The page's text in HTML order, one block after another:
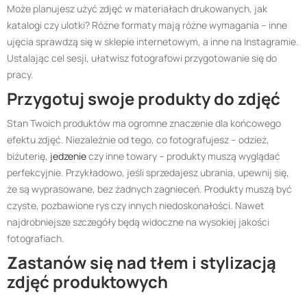
Może planujesz użyć zdjęć w materiałach drukowanych, jak
katalogi czy ulotki? Różne formaty mają różne wymagania – inne
ujęcia sprawdzą się w sklepie internetowym, a inne na Instagramie.
Ustalając cel sesji, ułatwisz fotografowi przygotowanie się do
pracy.
Przygotuj swoje produkty do zdjęć
Stan Twoich produktów ma ogromne znaczenie dla końcowego
efektu zdjęć. Niezależnie od tego, co fotografujesz – odzież,
biżuterię, jedzenieczy inne towary – produkty muszą wyglądać
perfekcyjnie. Przykładowo, jeśli sprzedajesz ubrania, upewnij się,
że są wyprasowane, bez żadnych zagnieceń. Produkty muszą być
czyste, pozbawione rys czy innych niedoskonałości. Nawet
najdrobniejsze szczegóły będą widoczne na wysokiej jakości
fotografiach.
Zastanów się nad tłem i stylizacją
zdjęć produktowych